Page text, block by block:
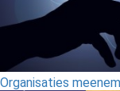
Organisaties